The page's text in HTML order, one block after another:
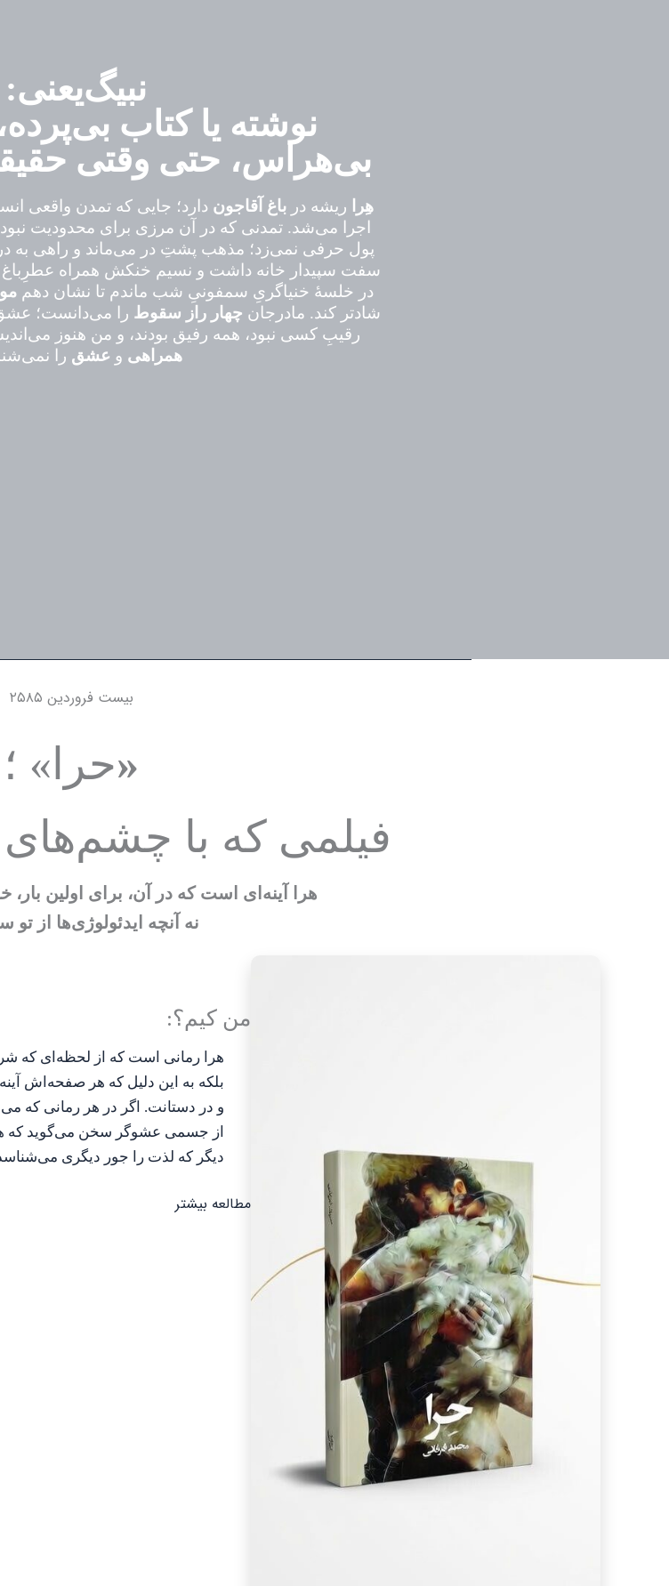
نبیگ‌یعنی:
نوشته یا کتاب
بی‌هراس، حتی وقتی
هِرا ریشه در باغ آقاجون دارد؛ جایی که تمدن واقعی
اجرا می‌شد. تمدنی که در آن مرزی برای محدودیت
پول حرفی نمی‌زد؛ مذهب پشتِ در می‌ماند و راهی به
سفت سپیدار خانه داشت و نسیم خنکش همراه
در خلسهٔ خنیاگریِ سمفونیِ شب ماندم تا نشان دهم
شادتر کند. مادرجان چهار راز سقوط را می‌دانست؛
رقیبِ کسی نبود، همه رفیق بودند، و من هنوز
همراهی و عشق را
بیست فروردین ۲۵۸۵
«حرا» ؛
فیلمی که با چشم‌های
هرا آینه‌ای است که در آن، برای اولین بار،
نه آنچه ایدئولوژی‌ها از تو
من کیم؟:
هرا رمانی است که از لحظه‌ای که
بلکه به این دلیل که هر صفحه‌اش
و در دستانت. اگر در هر رمانی که
از جسمی عشوگر سخن می‌گوید که
دیگر که لذت را جور دیگری
مطالعه بیشتر